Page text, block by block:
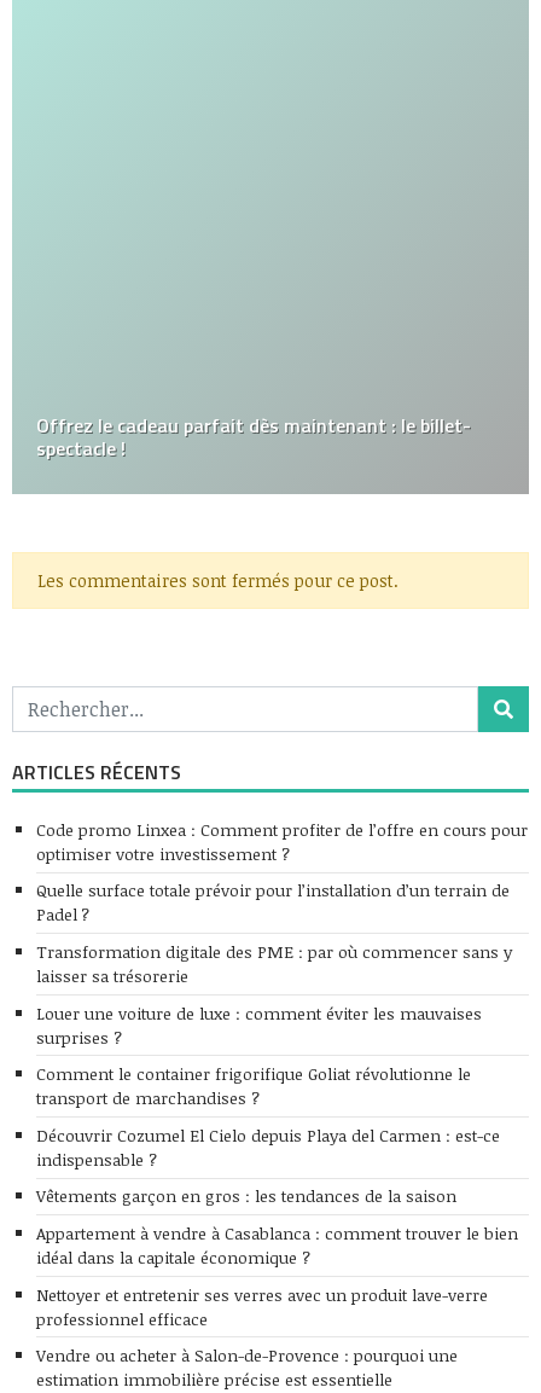
Offrez le cadeau parfait dès maintenant : le billet-
spectacle !
Les commentaires sont fermés pour ce post.
ARTICLES RÉCENTS
Code promo Linxea : Comment profiter de l’offre en cours pour
optimiser votre investissement ?
Quelle surface totale prévoir pour l’installation d’un terrain de
Padel ?
Transformation digitale des PME : par où commencer sans y
laisser sa trésorerie
Louer une voiture de luxe : comment éviter les mauvaises
surprises ?
Comment le container frigorifique Goliat révolutionne le
transport de marchandises ?
Découvrir Cozumel El Cielo depuis Playa del Carmen : est-ce
indispensable ?
Vêtements garçon en gros : les tendances de la saison
Appartement à vendre à Casablanca : comment trouver le bien
idéal dans la capitale économique ?
Nettoyer et entretenir ses verres avec un produit lave-verre
professionnel efficace
Vendre ou acheter à Salon-de-Provence : pourquoi une
estimation immobilière précise est essentielle